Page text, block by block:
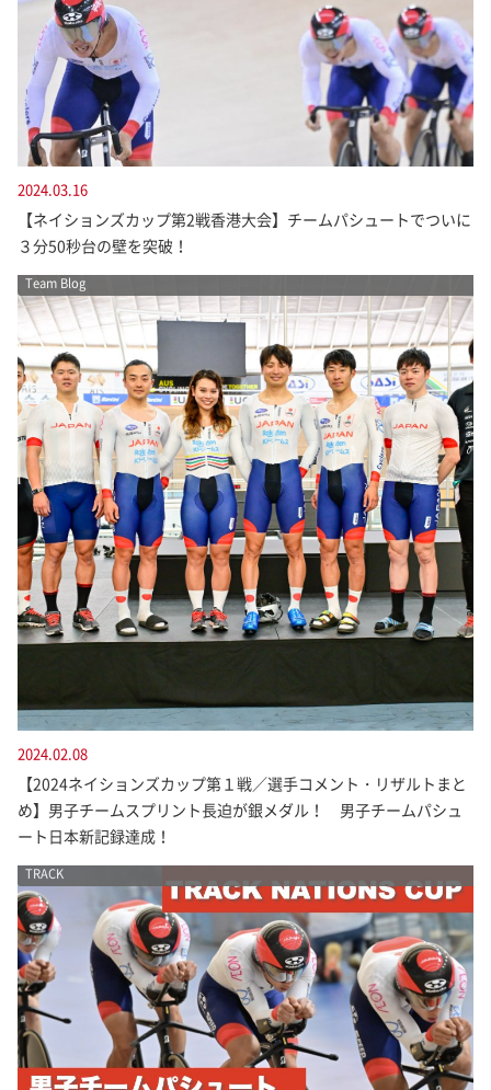
2024.03.16
【ネイションズカップ第2戦香港大会】チームパシュートでついに
３分50秒台の壁を突破！
Team Blog
2024.02.08
【2024ネイションズカップ第１戦／選手コメント・リザルトまと
め】男子チームスプリント長迫が銀メダル！ 男子チームパシュ
ート日本新記録達成！
TRACK